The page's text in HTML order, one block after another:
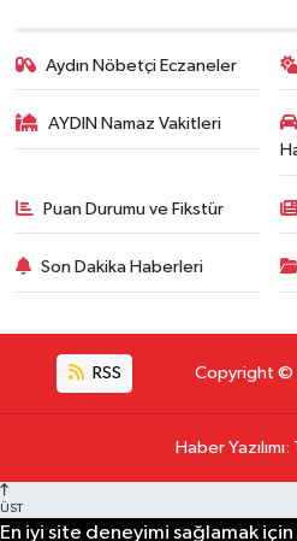
Aydın Nöbetçi Eczaneler
AYDIN Namaz Vakitleri
Puan Durumu ve Fikstür
Son Dakika Haberleri
RSS Copyright ©
Haber Yazılımı:
ÜST
En iyi site deneyimi sağlamak